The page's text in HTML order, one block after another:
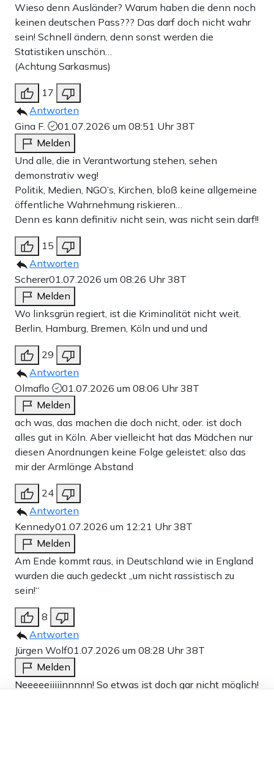
Wieso denn Ausländer? Warum haben die denn noch
keinen deutschen Pass??? Das darf doch nicht wahr
sein! Schnell ändern, denn sonst werden die
Statistiken unschön…
(Achtung Sarkasmus)
17
Antworten
Gina F.
01.07.2026 um 08:51 Uhr38T
Melden
Und alle, die in Verantwortung stehen, sehen
demonstrativ weg!
Politik, Medien, NGO’s, Kirchen, bloẞ keine allgemeine
öffentliche Wahrnehmung riskieren…
Denn es kann definitiv nicht sein, was nicht sein darf!!
15
Antworten
Scherer01.07.2026 um 08:26 Uhr38T
Melden
Wo linksgrün regiert, ist die Kriminalität nicht weit.
Berlin, Hamburg, Bremen, Köln und und und
29
Antworten
Olmaflo
01.07.2026 um 08:06 Uhr38T
Melden
ach was, das machen die doch nicht, oder. ist doch
alles gut in Köln. Aber vielleicht hat das Mädchen nur
diesen Anordnungen keine Folge geleistet: also das
mir der Armlänge Abstand
24
Antworten
Kennedy01.07.2026 um 12:21 Uhr38T
Melden
Am Ende kommt raus, in Deutschland wie in England
wurden die auch gedeckt „um nicht rassistisch zu
sein!“
8
Antworten
Jürgen Wolf01.07.2026 um 08:28 Uhr38T
Melden
Neeeeeiiiiinnnnn! So etwas ist doch gar nicht möglich!